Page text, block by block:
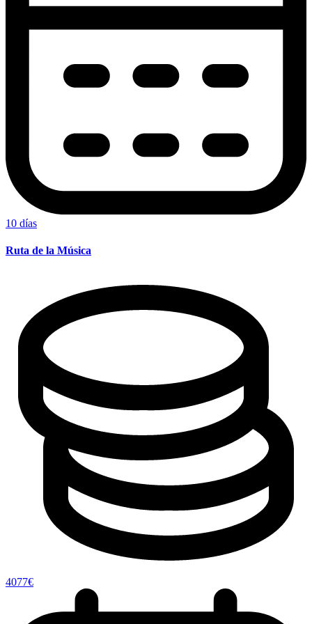
10 días
Ruta de la Música
4077€